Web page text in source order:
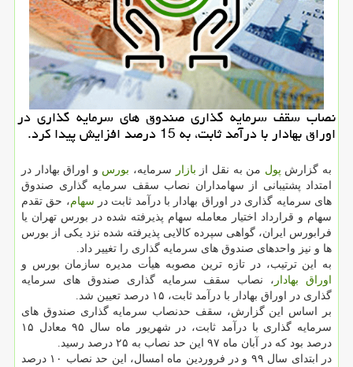
نصاب سقف سرمایه گذاری صندوق های سرمایه گذاری در
اوراق بهادار با درآمد ثابت، به 15 درصد افزایش پیدا كرد.
به گزارش پول من به نقل از بازار سرمایه، بورس و اوراق بهادار در
امتداد پشتیبانی از سهامداران نصاب سقف سرمایه گذاری صندوق
های سرمایه گذاری در اوراق بهادار با درآمد ثابت در سهام، حق تقدم
سهام و قرارداد اختیار معامله سهام پذیرفته شده در بورس تهران یا
فرابورس ایران، گواهی سپرده کالایی پذیرفته شده نزد یکی از بورس
ها و نیز واحدهای صندوق های سرمایه گذاری را تغییر داد.
به این ترتیب، در تازه ترین مصوبه هیأت مدیره سازمان بورس و
اوراق بهادار ، نصاب سقف سرمایه گذاری صندوق های سرمایه
گذاری در اوراق بهادار با درآمد ثابت، ۱۵ درصد تعیین شد.
بر اساس این گزارش، سقف حدنصاب سرمایه گذاری صندوق های
سرمایه گذاری با درآمد ثابت، در شهریور ماه سال ۹۵ معادل ۱۵
درصد بود که در آبان ماه ۹۷ این حد نصاب به ۲۵ درصد رسید.
در ابتدای سال ۹۹ و در فروردین ماه امسال، این حد نصاب ۱۰ درصد